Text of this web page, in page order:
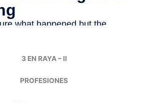
3 EN RAYA – II
PROFESIONES